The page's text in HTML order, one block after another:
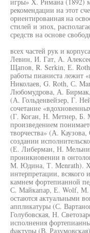
рекомендации на этот
ориентированная на
стилей и эпох,
средств на основе
всех частей рук и
Левин, И. Гат, А.
Щапов, R. Serkin, Е.
работы пианиста лежит
Николаев, G. Roth, С.
Любомудрова, А.
(А. Гольденвейзер, Г.
сочетание
(Г. Коган, Н. Метнер, Б.
произведением
творчества» (А.
создании
(Е. Либерман, Н.
проникновении в
М. Юдина, Т. Menrath).
интерпретации, всякого
камнем фортепианной
С. Майкапар, Е. Wolf, М.
остаются актуальными
аппликатуры (С.
Голубовская, Н.
исполнения
фактуры (В.